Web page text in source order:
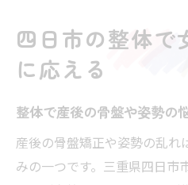
四日市の整体で
に応える
整体で産後の骨盤や姿勢の
産後の骨盤矯正や姿勢の乱れ
みの一つです。三重県四日市